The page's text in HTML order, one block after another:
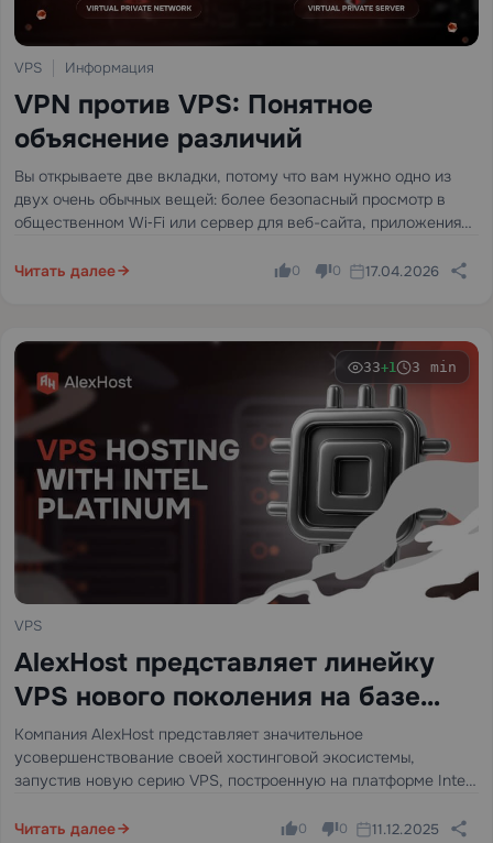
VPS Информация
VPN против VPS: Понятное
объяснение различий
Вы открываете две вкладки, потому что вам нужно одно из
двух очень обычных вещей: более безопасный просмотр в
общественном Wi‑Fi или сервер для веб-сайта, приложения
интернет предлагает вам две почти идентичные аббревиатуры
Читать далее 0 0 17.04.2026
33+1 3 min
VPS
AlexHost представляет линейку
VPS нового поколения на базе
Intel Platinum 8268
Компания AlexHost представляет значительное
усовершенствование своей хостинговой экосистемы,
запустив новую серию VPS, построенную на платформе Intel
скачок в стабильности, вычислительной мощности и
Читать далее 0 0 11.12.2025